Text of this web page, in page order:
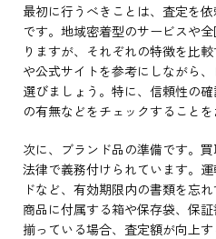
最初に行うべきことは、査定を
です。地域密着型のサービスや
りますが、それぞれの特徴を比
や公式サイトを参考にしながら
選びましょう。特に、信頼性の
の有無などをチェックすることを
次に、ブランド品の準備です。
法律で義務付けられています。
ドなど、有効期限内の書類を忘
商品に付属する箱や保存袋、保
揃っている場合、査定額が向上す